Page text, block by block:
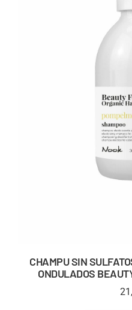
CHAMPU SIN
ONDULADOS